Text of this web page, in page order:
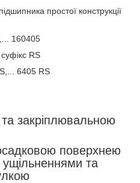
простої конструкції
160405
RS
6405 RS
закріплювальною
поверхнею
ущільненнями та